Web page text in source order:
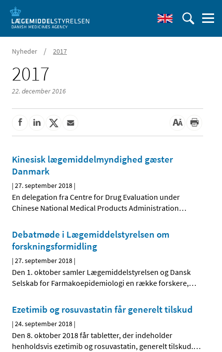
Nyheder / 2017
2017
22. december 2016
Kinesisk lægemiddelmyndighed gæster
Danmark
|27. september 2018 |
En delegation fra Centre for Drug Evaluation under
Chinese National Medical Products Administration…
Debatmøde i Lægemiddelstyrelsen om
forskningsformidling
|27. september 2018 |
Den 1. oktober samler Lægemiddelstyrelsen og Dansk
Selskab for Farmakoepidemiologi en række forskere,…
Ezetimib og rosuvastatin får generelt tilskud
|24. september 2018 |
Den 8. oktober 2018 får tabletter, der indeholder
henholdsvis ezetimib og rosuvastatin, generelt tilskud.…